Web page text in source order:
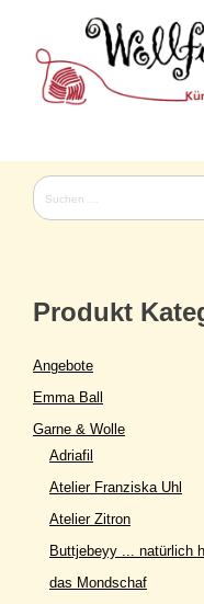
content
Suchen
nach:
Produkt
Angebote
Emma Ball
Garne & Wolle
Adriafil
Atelier Franziska Uhl
Atelier Zitron
Buttjebeyy ... natürlich
das Mondschaf